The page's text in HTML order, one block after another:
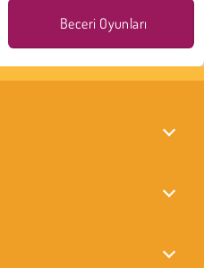
Beceri Oyunları